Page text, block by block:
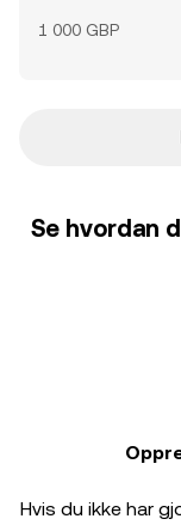
1 000 GBP
Se hvordan
Hvis du ikke har